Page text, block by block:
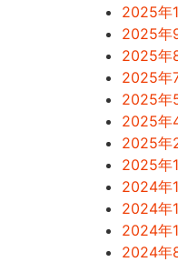
2025年
2025年
2025年
2025年
2025年
2025年
2025年
2025年
2024年
2024年
2024年
2024年